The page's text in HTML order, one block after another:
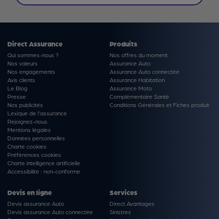
Direct Assurance
Qui sommes-nous ?
Nos valeurs
Nos engagements
Avis clients
Le Blog
Presse
Nos publicités
Lexique de l'assurance
Rejoignez-nous
Mentions légales
Données personnelles
Charte cookies
Préférences cookies
Charte intelligence artificielle
Accessibilité : non-conforme
Produits
Nos offres du moment
Assurance Auto
Assurance Auto connectée
Assurance Habitation
Assurance Moto
Complémentaire Santé
Conditions Générales et Fiches produit
Devis en ligne
Devis assurance Auto
Devis assurance Auto connectée
Services
Direct Avantages
Sinistres